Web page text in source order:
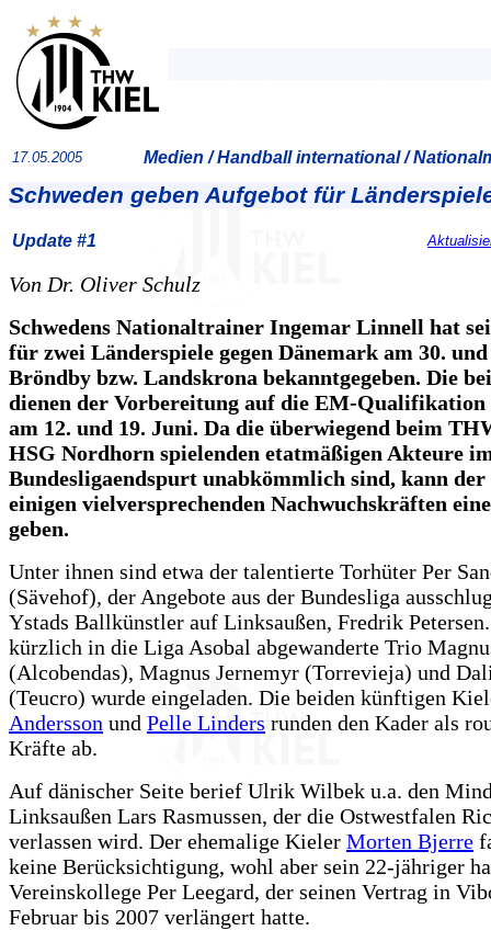
17.05.2005 Medien / Handball international /
Schweden geben Aufgebot für
Update #1
Von Dr. Oliver Schulz
Schwedens Nationaltrainer Ingemar Linnell hat
für zwei Länderspiele gegen Dänemark am 30.
Bröndby bzw. Landskrona bekanntgegeben. Die
dienen der Vorbereitung auf die EM-Qualifikation
am 12. und 19. Juni. Da die überwiegend beim
HSG Nordhorn spielenden etatmäßigen Akteure
Bundesligaendspurt unabkömmlich sind, kann der
einigen vielversprechenden Nachwuchskräften
geben.
Unter ihnen sind etwa der talentierte Torhüter Per
(Sävehof), der Angebote aus der Bundesliga
Ystads Ballkünstler auf Linksaußen, Fredrik
kürzlich in die Liga Asobal abgewanderte Trio
(Alcobendas), Magnus Jernemyr (Torrevieja) und
(Teucro) wurde eingeladen. Die beiden künftigen
Andersson und Pelle Linders runden den Kader als
Kräfte ab.
Auf dänischer Seite berief Ulrik Wilbek u.a. den
Linksaußen Lars Rasmussen, der die Ostwestfalen
verlassen wird. Der ehemalige Kieler Morten Bjerre
keine Berücksichtigung, wohl aber sein 22-jähriger
Vereinskollege Per Leegard, der seinen Vertrag in
Februar bis 2007 verlängert hatte.